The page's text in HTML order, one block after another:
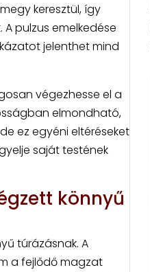
keresztül, így
pulzus emelkedése
jelenthet mind
végezhesse el a
elmondható,
ez egyéni eltéréseket
saját testének
könnyű
túrázásnak. A
a fejlődő magzat